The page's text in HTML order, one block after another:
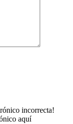
incorrecta!
aquí